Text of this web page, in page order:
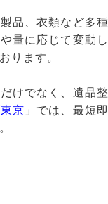
品、衣類など多
量に応じて変動
ります。
けでなく、遺品
京 」では、最短